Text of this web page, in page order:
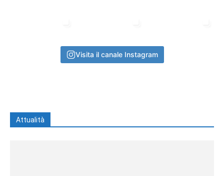
Visita il canale Instagram
Attualità